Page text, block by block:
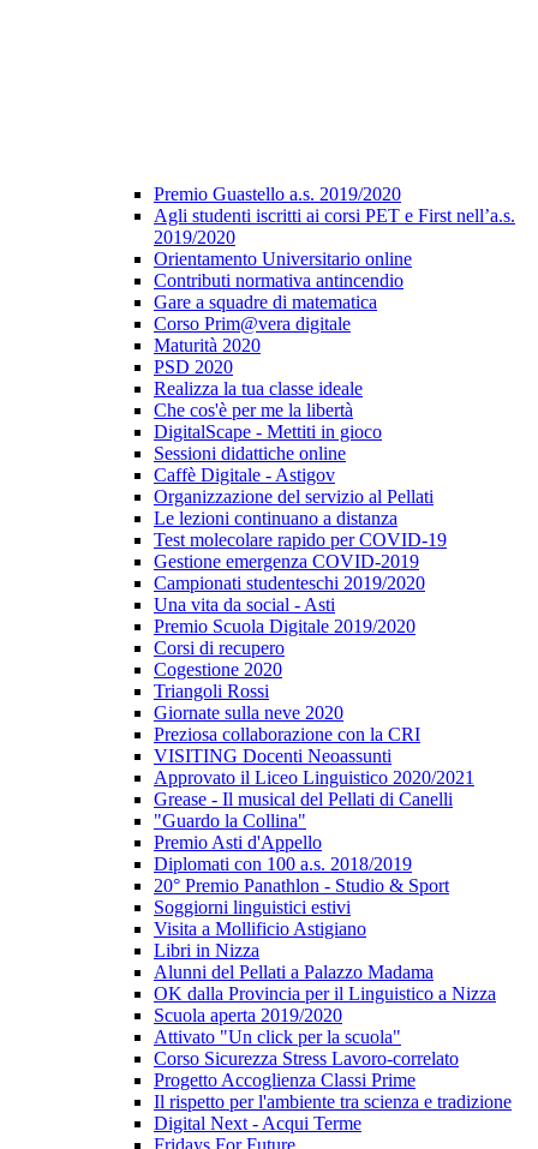
Premio Guastello a.s. 2019/2020
Agli studenti iscritti ai corsi PET e First nell’a.s.
2019/2020
Orientamento Universitario online
Contributi normativa antincendio
Gare a squadre di matematica
Corso Prim@vera digitale
Maturità 2020
PSD 2020
Realizza la tua classe ideale
Che cos'è per me la libertà
DigitalScape - Mettiti in gioco
Sessioni didattiche online
Caffè Digitale - Astigov
Organizzazione del servizio al Pellati
Le lezioni continuano a distanza
Test molecolare rapido per COVID-19
Gestione emergenza COVID-2019
Campionati studenteschi 2019/2020
Una vita da social - Asti
Premio Scuola Digitale 2019/2020
Corsi di recupero
Cogestione 2020
Triangoli Rossi
Giornate sulla neve 2020
Preziosa collaborazione con la CRI
VISITING Docenti Neoassunti
Approvato il Liceo Linguistico 2020/2021
Grease - Il musical del Pellati di Canelli
"Guardo la Collina"
Premio Asti d'Appello
Diplomati con 100 a.s. 2018/2019
20° Premio Panathlon - Studio & Sport
Soggiorni linguistici estivi
Visita a Mollificio Astigiano
Libri in Nizza
Alunni del Pellati a Palazzo Madama
OK dalla Provincia per il Linguistico a Nizza
Scuola aperta 2019/2020
Attivato "Un click per la scuola"
Corso Sicurezza Stress Lavoro-correlato
Progetto Accoglienza Classi Prime
Il rispetto per l'ambiente tra scienza e tradizione
Digital Next - Acqui Terme